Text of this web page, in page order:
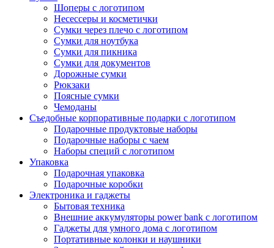
Шоперы с логотипом
Несессеры и косметички
Сумки через плечо с логотипом
Сумки для ноутбука
Сумки для пикника
Сумки для документов
Дорожные сумки
Рюкзаки
Поясные сумки
Чемоданы
Съедобные корпоративные подарки с логотипом
Подарочные продуктовые наборы
Подарочные наборы с чаем
Наборы специй с логотипом
Упаковка
Подарочная упаковка
Подарочные коробки
Электроника и гаджеты
Бытовая техника
Внешние аккумуляторы power bank с логотипом
Гаджеты для умного дома с логотипом
Портативные колонки и наушники